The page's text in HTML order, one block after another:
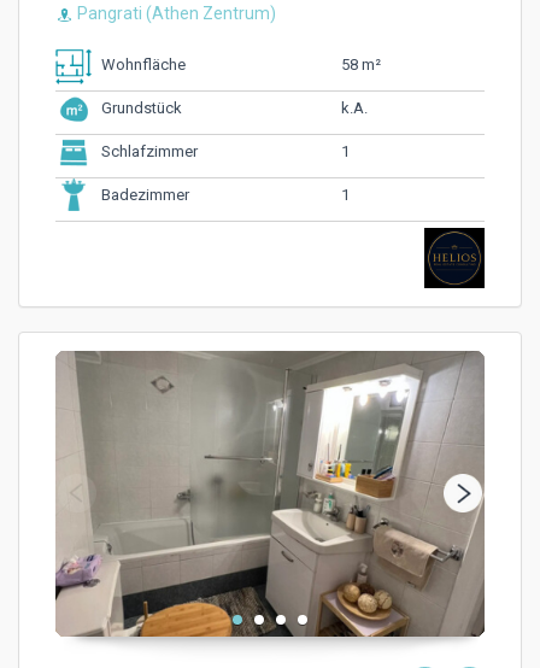
Pangrati (Athen Zentrum)
Wohnfläche 58 m²
Grundstück k.A.
Schlafzimmer 1
Badezimmer 1